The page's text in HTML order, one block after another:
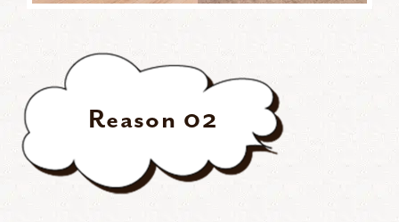
Reason 02